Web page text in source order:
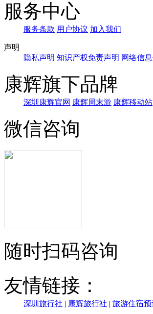
服务中心
服务条款 用户协议 加入我们
声明
隐私声明 知识产权免责声明 网络信
康辉旗下品牌
深圳康辉官网 康辉周末游 康辉移动站
微信咨询
随时扫码咨询
友情链接：
深圳旅行社 | 康辉旅行社 | 旅游住宿预